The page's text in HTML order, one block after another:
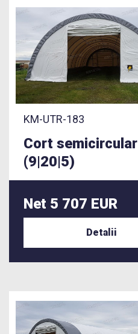
KM-UTR-183
Cort semicircular
(9|20|5)
Net 5 707 EUR
Detalii